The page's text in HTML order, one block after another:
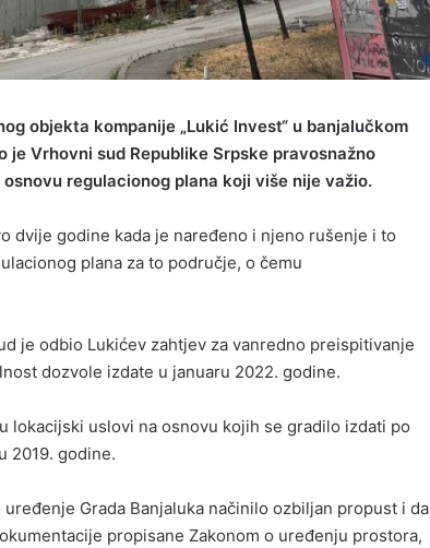
objekta kompanije „Lukić Invest“ u banjalučkom
Vrhovni sud Republike Srpske pravosnažno
regulacionog plana koji više nije važio.
dvije godine kada je naređeno i njeno rušenje i to
plana za to područje, o čemu
je odbio Lukićev zahtjev za vanredno preispitivanje
dozvole izdate u januaru 2022. godine.
lokacijski uslovi na osnovu kojih se gradilo izdati po
2019. godine.
Grada Banjaluka načinilo ozbiljan propust i da
propisane Zakonom o uređenju prostora,